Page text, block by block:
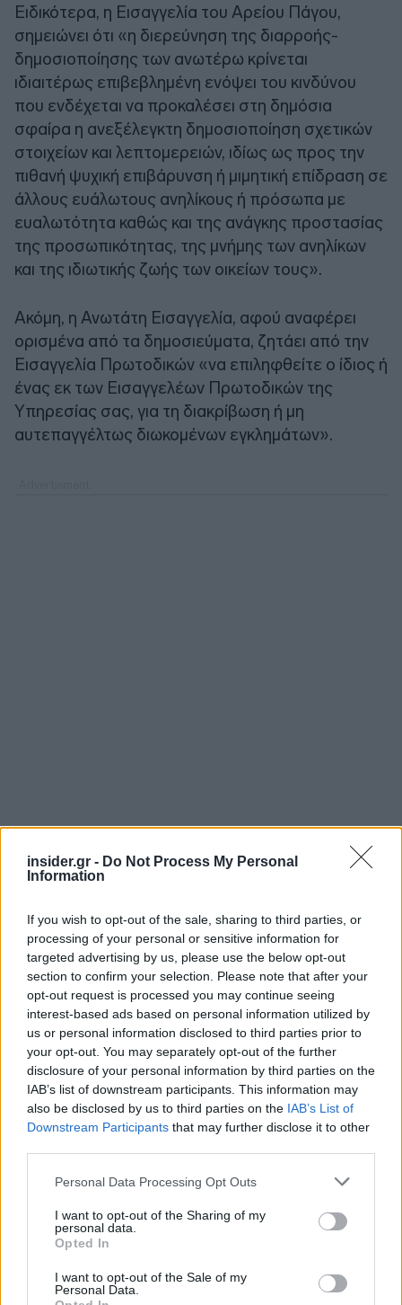
insider.gr - Do Not Process My Personal
Information
If you wish to opt-out of the sale, sharing to third parties, or
processing of your personal or sensitive information for
targeted advertising by us, please use the below opt-out
section to confirm your selection. Please note that after your
opt-out request is processed you may continue seeing
interest-based ads based on personal information utilized by
us or personal information disclosed to third parties prior to
your opt-out. You may separately opt-out of the further
disclosure of your personal information by third parties on the
IAB’s list of downstream participants. This information may
also be disclosed by us to third parties on the IAB’s List of
Downstream Participants that may further disclose it to other
Please note that this website/app uses one or more Google
not limited to your visit or usage behaviour. You may click to
grant or deny consent to Google and its third-party tags to
use your data for below specified purposes in below Google
consent section.
Personal Data Processing Opt Outs
I want to opt-out of the Sharing of my
personal data.
Opted In
I want to opt-out of the Sale of my
Personal Data.
Ειδικότερα, η Εισαγγελία του Αρείου Πάγου,
σημειώνει ότι «η διερεύνηση της διαρροής-
δημοσιοποίησης των ανωτέρω κρίνεται
ιδιαιτέρως επιβεβλημένη ενόψει του κινδύνου
που ενδέχεται να προκαλέσει στη δημόσια
σφαίρα η ανεξέλεγκτη δημοσιοποίηση σχετικών
στοιχείων και λεπτομερειών, ιδίως ως προς την
πιθανή ψυχική επιβάρυνση ή μιμητική επίδραση σε
άλλους ευάλωτους ανηλίκους ή πρόσωπα με
ευαλωτότητα καθώς και της ανάγκης προστασίας
της προσωπικότητας, της μνήμης των ανηλίκων
και της ιδιωτικής ζωής των οικείων τους».
Ακόμη, η Ανωτάτη Εισαγγελία, αφού αναφέρει
ορισμένα από τα δημοσιεύματα, ζητάει από την
Εισαγγελία Πρωτοδικών «να επιληφθείτε ο ίδιος ή
ένας εκ των Εισαγγελέων Πρωτοδικών της
Υπηρεσίας σας, για τη διακρίβωση ή μη
αυτεπαγγέλτως διωκομένων εγκλημάτων».
Πηγή: ΑΠΕ-ΜΠΕ
Ακολουθήστε τοinsider.gr στο Google Newsκαι μάθετε
πρώτοι όλες τιςειδήσεις από την Ελλάδα και τον κόσμο.